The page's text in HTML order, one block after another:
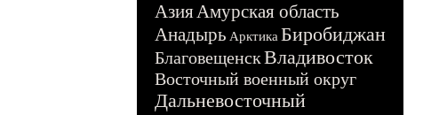
АзияАмурская область
Анадырь Арктика Биробиджан
БлаговещенскВладивосток
Восточный военный округ
Дальневосточный